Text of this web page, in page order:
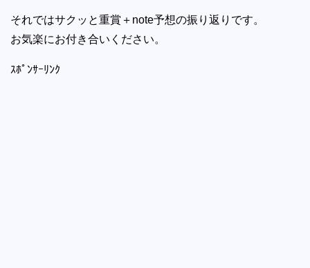
それではサクッと重賞＋note予想の振り返りです。
お気楽にお付き合いください。
ｽﾎﾟﾝｻｰﾘﾝｸ